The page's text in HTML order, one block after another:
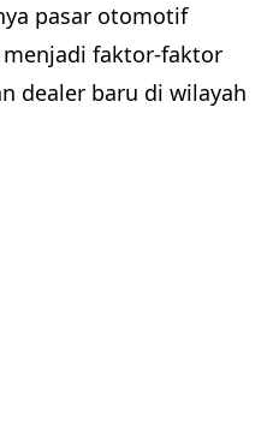
pasar otomotif
faktor-faktor
dealer baru di wilayah